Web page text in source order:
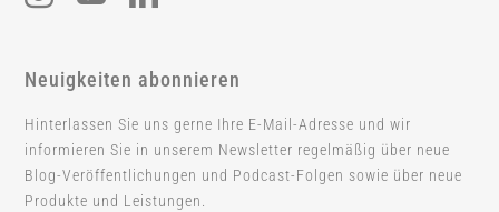
Neuigkeiten abonnieren
Hinterlassen Sie uns gerne Ihre E-Mail-Adresse und wir
informieren Sie in unserem Newsletter regelmäßig über neue
Blog-Veröffentlichungen und Podcast-Folgen sowie über neue
Produkte und Leistungen.